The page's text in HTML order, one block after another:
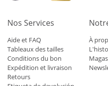
Nos Services
Aide et FAQ
Tableaux des tailles
Conditions du bon
Expédition et livraison
Retours
À